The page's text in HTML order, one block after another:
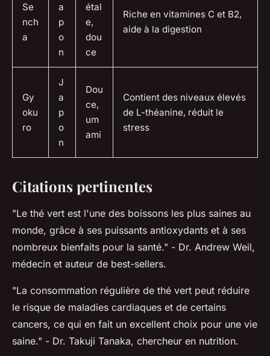
Se
nch
a
a
p
o
n
étal
e,
dou
ce
Riche en vitamines C et B2,
aide à la digestion
Gy
oku
ro
J
a
p
o
n
Dou
ce,
um
ami
Contient des niveaux élevés
de L-théanine, réduit le
stress
Citations pertinentes
"Le thé vert est l'une des boissons les plus saines au
monde, grâce à ses puissants antioxydants et à ses
nombreux bienfaits pour la santé." - Dr. Andrew Weil,
médecin et auteur de best-sellers.
"La consommation régulière de thé vert peut réduire
le risque de maladies cardiaques et de certains
cancers, ce qui en fait un excellent choix pour une vie
saine." - Dr. Takuji Tanaka, chercheur en nutrition.